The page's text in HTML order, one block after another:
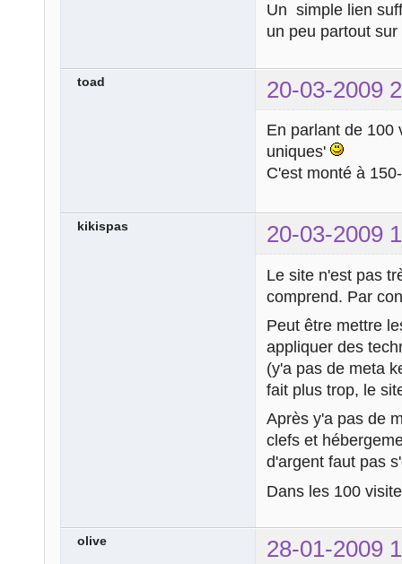
Un simple lien
un peu partout
toad 20-03-2009
En parlant de 100
uniques'
C'est monté à
kikispas 20-03-2009
Le site n'est pas
comprend. Par
Peut être mettre
appliquer des
(y'a pas de meta
fait plus trop, le
Après y'a pas de
clefs et
d'argent faut pas
Dans les 100
olive 28-01-2009